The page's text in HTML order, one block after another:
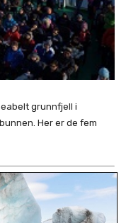
grunnfjell i
Her er de fem